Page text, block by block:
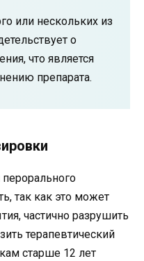
или нескольких из
о
что является
препарата.
так как это может
частично разрушить
терапевтический
старше 12 лет